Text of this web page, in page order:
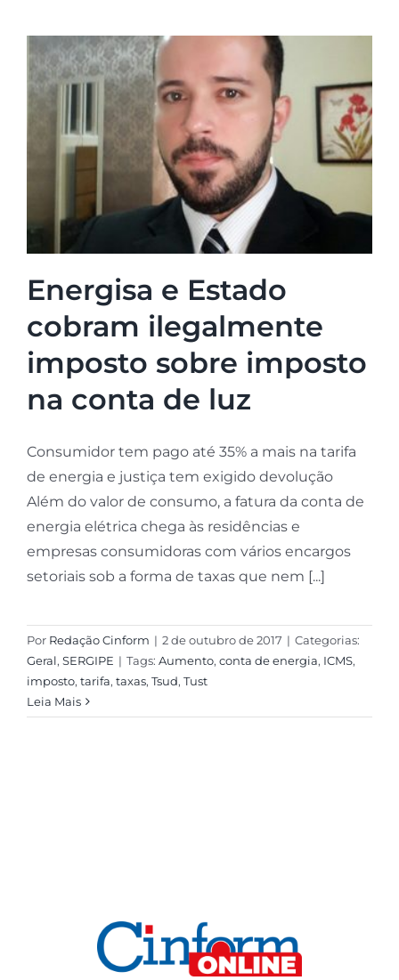
Energisa e Estado
cobram ilegalmente
imposto sobre imposto
na conta de luz
Consumidor tem pago até 35% a mais na tarifa
de energia e justiça tem exigido devolução
Além do valor de consumo, a fatura da conta de
energia elétrica chega às residências e
empresas consumidoras com vários encargos
setoriais sob a forma de taxas que nem [...]
Por Redação Cinform | 2 de outubro de 2017 | Categorias:
Geral, SERGIPE | Tags: Aumento, conta de energia, ICMS,
imposto, tarifa, taxas, Tsud, Tust
Leia Mais